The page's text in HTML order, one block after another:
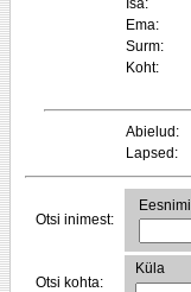
Isa:
Ema:
Surm:
Koht:
Abielud:
Lapsed:
Otsi inimest:
Eesnimi
Otsi kohta:
Küla